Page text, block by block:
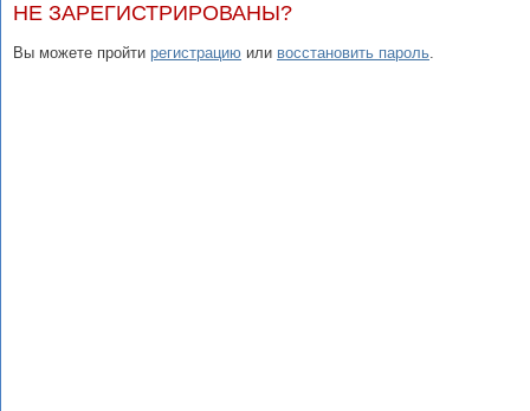
НЕ ЗАРЕГИСТРИРОВАНЫ?
Вы можете пройти регистрацию или восстановить пароль.